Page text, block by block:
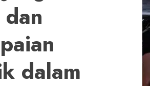
dalam